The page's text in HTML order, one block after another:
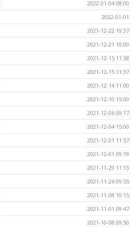
2022-01-04 08:00
2022-01-01
2021-12-22 19:37
2021-12-21 10:00
2021-12-15 11:38
2021-12-15 11:37
2021-12-14 11:00
2021-12-10 15:00
2021-12-06 09:17
2021-12-04 15:00
2021-12-01 11:57
2021-12-01 09:19
2021-11-29 11:13
2021-11-26 09:55
2021-11-08 10:15
2021-11-01 09:47
2021-10-08 09:50